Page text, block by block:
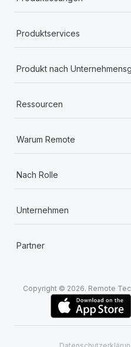
Produktservices
Produkt nach
Ressourcen
Warum Remote
Nach Rolle
Unternehmen
Partner
Copyright © 2026. Remote